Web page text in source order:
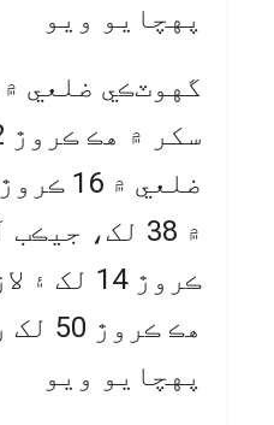
پهچايو ويو
ڪروڙ 14
هڪ
پهچايو ويو